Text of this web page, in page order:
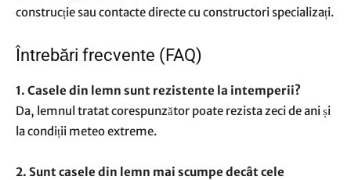
construcție sau contacte directe cu constructori specializați.
Întrebări frecvente (FAQ)
1. Casele din lemn sunt rezistente la intemperii?
Da, lemnul tratat corespunzător poate rezista zeci de ani și
la condiții meteo extreme.
2. Sunt casele din lemn mai scumpe decât cele